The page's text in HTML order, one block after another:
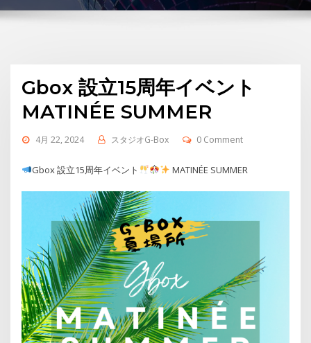
Gbox 設立15周年イベント
MATINÉE SUMMER
4月 22, 2024 スタジオG-Box 0 Comment
Gbox 設立15周年イベント MATINÉE SUMMER